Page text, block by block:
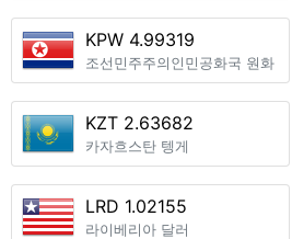
KPW 4.99319
조선민주주의인민공화국 원화
KZT 2.63682
카자흐스탄 텡게
LRD 1.02155
라이베리아 달러